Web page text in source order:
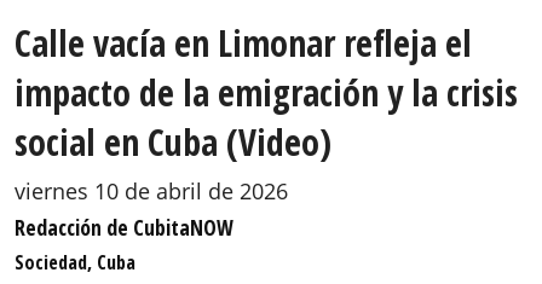
Calle vacía en Limonar refleja el
impacto de la emigración y la crisis
social en Cuba (Video)
viernes 10 de abril de 2026
Redacción de CubitaNOW
Sociedad, Cuba